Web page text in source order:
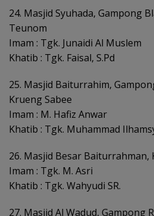
24. Masjid Syuhada, Gampong
Teunom
Imam : Tgk. Junaidi Al Muslem
Khatib : Tgk. Faisal, S.Pd
25. Masjid Baiturrahim,
Krueng Sabee
Imam : M. Hafiz Anwar
Khatib : Tgk. Muhammad
26. Masjid Besar Baiturrahman,
Imam : Tgk. M. Asri
Khatib : Tgk. Wahyudi SR.
27. Masjid Al Wadud, Gampong